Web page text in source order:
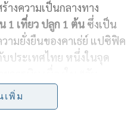
r
างความเป็นกลางทาง
1 เที่ยว ปลูก 1 ต้นซึ่งเป็น
มยั่งยืนของคาเธ่ย์ แปซิฟิค
ประเทศไทย หนึ่งในจุด
สากล” ซึ่งตรงกับวันที่ 26
ซิฟิค ถือโอกาสนี้ร่วมให้
เพิ่ม